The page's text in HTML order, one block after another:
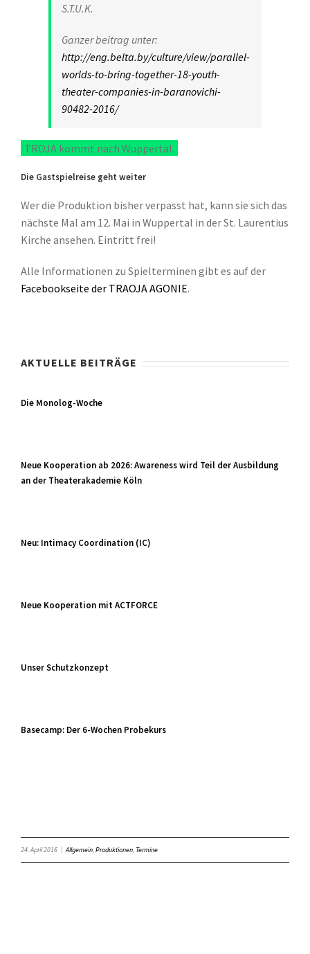
S.T.U.K.
Ganzer beitrag unter:
http://eng.belta.by/culture/view/parallel-
worlds-to-bring-together-18-youth-
theater-companies-in-baranovichi-
90482-2016/
TROJA kommt nach Wuppertal.
Die Gastspielreise geht weiter
Wer die Produktion bisher verpasst hat, kann sie sich das
nächste Mal am 12. Mai in Wuppertal in der St. Laurentius
Kirche ansehen. Eintritt frei!
Alle Informationen zu Spielterminen gibt es auf der
Facebookseite der TRAOJA AGONIE.
AKTUELLE BEITRÄGE
Die Monolog-Woche
Neue Kooperation ab 2026: Awareness wird Teil der Ausbildung
an der Theaterakademie Köln
Neu: Intimacy Coordination (IC)
Neue Kooperation mit ACTFORCE
Unser Schutzkonzept
Basecamp: Der 6-Wochen Probekurs
24. April 2016 Allgemein,Produktionen, Termine